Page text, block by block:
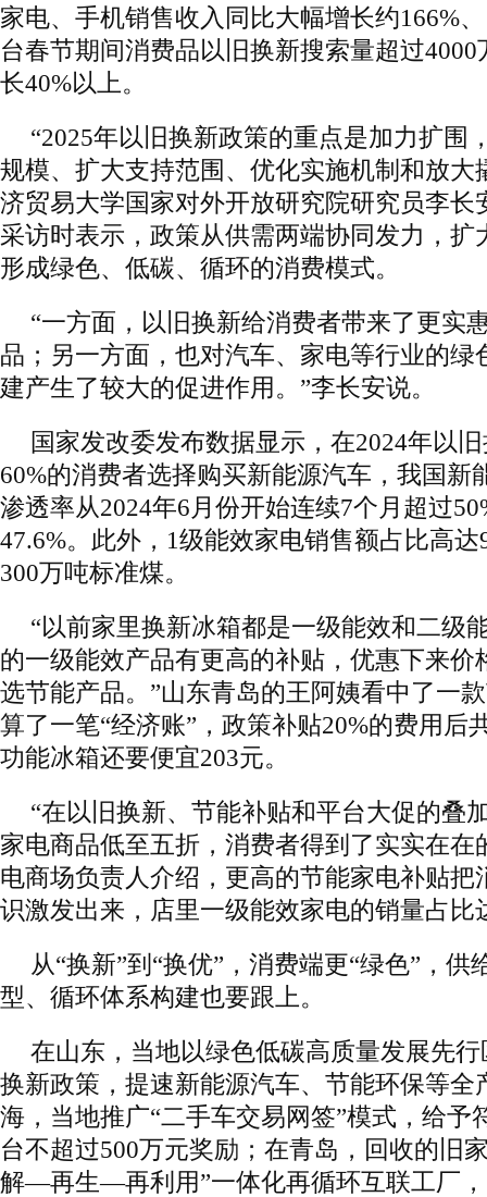
家电、手机销售收入同比大幅增长约166%
台春节期间消费品以旧换新搜索量超过
长40%以上。
“2025年以旧换新政策的重点是加力扩围
规模、扩大支持范围、优化实施机制和放大
济贸易大学国家对外开放研究院研究员李长
采访时表示，政策从供需两端协同发力，扩
形成绿色、低碳、循环的消费模式。
“一方面，以旧换新给消费者带来了更实
品；另一方面，也对汽车、家电等行业的绿
建产生了较大的促进作用。”李长安说。
国家发改委发布数据显示，在2024年以
60%的消费者选择购买新能源汽车，我国新
渗透率从2024年6月份开始连续7个月超过
47.6%。此外，1级能效家电销售额占比高
300万吨标准煤。
“以前家里换新冰箱都是一级能效和二级
的一级能效产品有更高的补贴，优惠下来价
选节能产品。”山东青岛的王阿姨看中了一
算了一笔“经济账”，政策补贴20%的费用后
功能冰箱还要便宜203元。
“在以旧换新、节能补贴和平台大促的叠
家电商品低至五折，消费者得到了实实在在
电商场负责人介绍，更高的节能家电补贴把
识激发出来，店里一级能效家电的销量占比
从“换新”到“换优”，消费端更“绿色”，供
型、循环体系构建也要跟上。
在山东，当地以绿色低碳高质量发展先
换新政策，提速新能源汽车、节能环保等全
海，当地推广“二手车交易网签”模式，给予
台不超过500万元奖励；在青岛，回收的旧
解—再生—再利用”一体化再循环互联工厂，